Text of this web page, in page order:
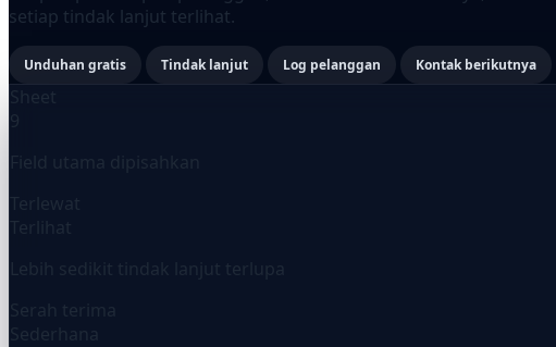
setiap tindak lanjut terlihat.
Unduhan gratis Tindak lanjut Log pelanggan Kontak berikutnya
Sheet
9
Field utama dipisahkan
Terlewat
Terlihat
Lebih sedikit tindak lanjut terlupa
Serah terima
Sederhana